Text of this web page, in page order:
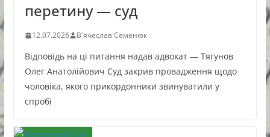
перетину — суд
12.07.2026 В'ячеслав Семенюк
Відповідь на ці питання надав адвокат — Тягунов
Олег Анатолійович Суд закрив провадження щодо
чоловіка, якого прикордонники звинуватили у
спробі